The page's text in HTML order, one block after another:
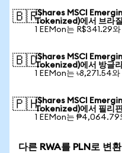
🇧🇷iShares MSCI
Tokenized)에서 브라
1 EEMon는 R$341.29와
🇧🇩iShares MSCI
Tokenized)에서 방글
1 EEMon는 ৳8,271.54와
🇵🇭iShares MSCI
Tokenized)에서 필리
1 EEMon는 ₱4,064.79
다른 RWA를 PLN로 변환